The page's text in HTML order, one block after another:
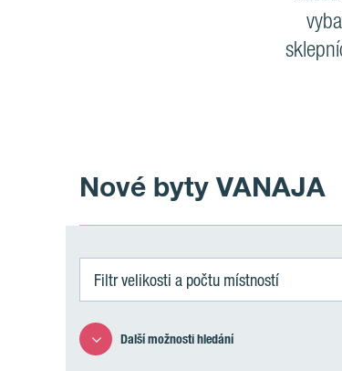
Nové byty VANAJA
Filtr velikosti a počtu místností
Další možnosti hledání